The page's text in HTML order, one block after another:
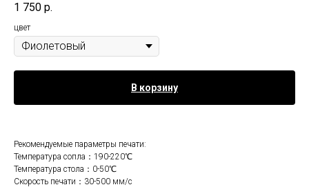
1 750 р.
цвет
В корзину
Рекомендуемые параметры печати:
Температура сопла：190-220℃
Температура стола：0-50℃
Скорость печати：30-500 мм/с